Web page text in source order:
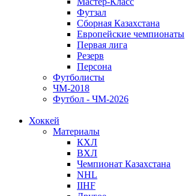
Футзал
Сборная Казахстана
Европейские чемпионаты
Первая лига
Резерв
Персона
Футболисты
ЧМ-2018
Футбол - ЧМ-2026
Хоккей
Материалы
КХЛ
ВХЛ
Чемпионат Казахстана
NHL
IIHF